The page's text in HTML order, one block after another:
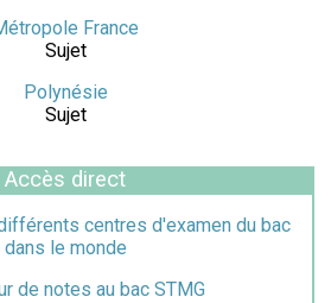
France
Sujet
Polynésie
Sujet
Accès direct
centres d'examen du bac
dans le monde
de notes au bac STMG